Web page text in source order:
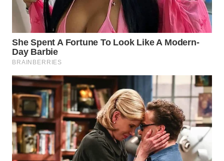
WN
INDRAMAYU
WN
KUNINGAN
WN
MAJALENGKA
WN
SUBANG
WN